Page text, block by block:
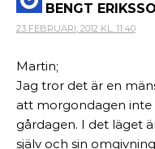
BENGT
23 FEBRUARI, 2012 KL. 11:40
Martin;
Jag tror det är en
att morgondagen inte
gårdagen. I det läget
själv och sin